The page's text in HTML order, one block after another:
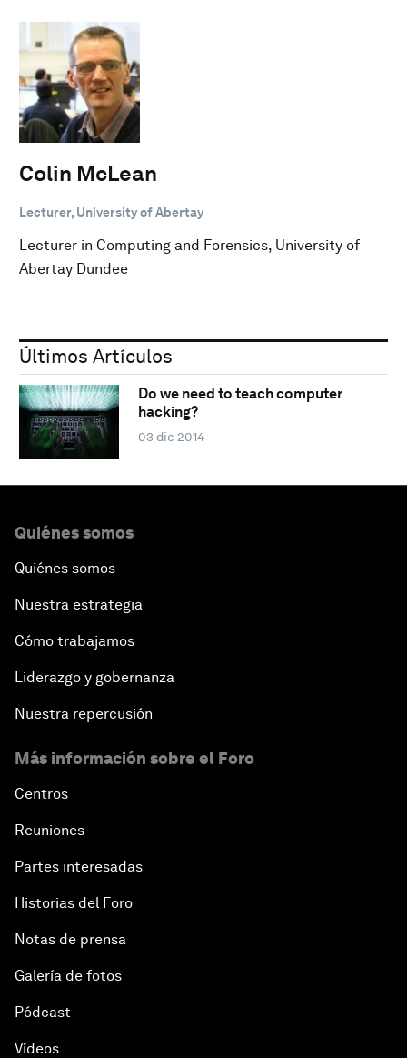
Colin McLean
Lecturer, University of Abertay
Lecturer in Computing and Forensics, University of
Abertay Dundee
Últimos Artículos
Do we need to teach computer
hacking?
03 dic 2014
Quiénes somos
Quiénes somos
Nuestra estrategia
Cómo trabajamos
Liderazgo y gobernanza
Nuestra repercusión
Más información sobre el Foro
Centros
Reuniones
Partes interesadas
Historias del Foro
Notas de prensa
Galería de fotos
Pódcast
Vídeos